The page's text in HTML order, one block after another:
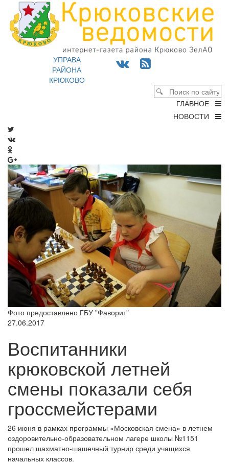
УПРАВА
РАЙОНА
КРЮКОВО
ГЛАВНОЕ
НОВОСТИ
Фото предоставлено ГБУ "Фаворит"
27.06.2017
Воспитанники
крюковской летней
смены показали себя
гроссмейстерами
26 июня в рамках программы «Московская смена» в летнем
оздоровительно-образовательном лагере школы №1151
прошел шахматно-шашечный турнир среди учащихся
начальных классов.